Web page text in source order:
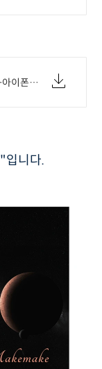
02-왜행성 마케마케-B-2024년7월-아이폰배경화면.png
입니다.